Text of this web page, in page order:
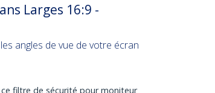
Larges 16:9 -
angles de vue de votre écran
ce filtre de sécurité pour moniteur